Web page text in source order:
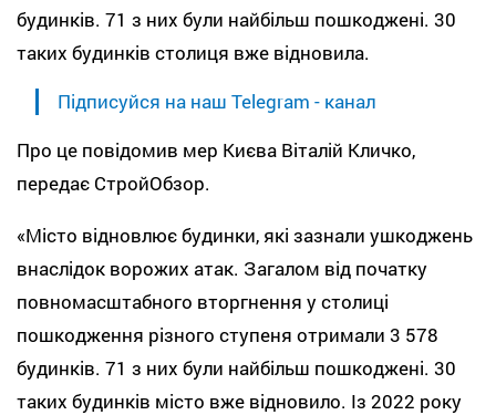
будинків. 71 з них були найбільш пошкоджені. 30
таких будинків столиця вже відновила.
Підписуйся на наш Telegram - канал
Про це повідомив мер Києва Віталій Кличко,
передає СтройОбзор.
«Місто відновлює будинки, які зазнали ушкоджень
внаслідок ворожих атак. Загалом від початку
повномасштабного вторгнення у столиці
пошкодження різного ступеня отримали 3 578
будинків. 71 з них були найбільш пошкоджені. 30
таких будинків місто вже відновило. Із 2022 року